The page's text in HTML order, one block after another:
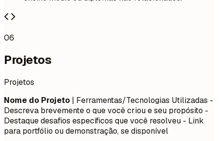
06
Projetos
Projetos
Nome do Projeto | Ferramentas/Tecnologias Utilizadas -
Descreva brevemente o que você criou e seu propósito -
Destaque desafios específicos que você resolveu - Link
para portfólio ou demonstração, se disponível